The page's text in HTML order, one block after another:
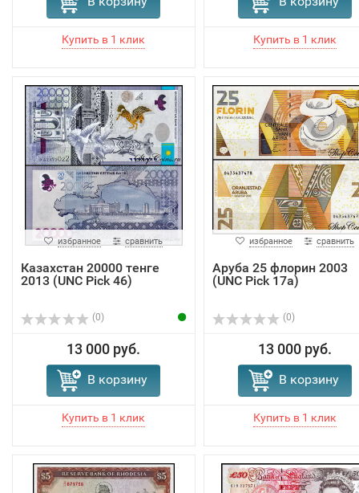
избранное сравнить
Казахстан 20000 тенге
2013 (UNC Pick 46)
(0)
13 000 руб.
В корзину
избранное сравнить
Аруба 25 флорин 2003
(UNC Pick 17a)
(0)
13 000 руб.
В корзину